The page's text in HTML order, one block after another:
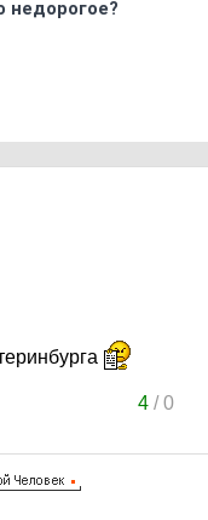
недорогое?
4/0